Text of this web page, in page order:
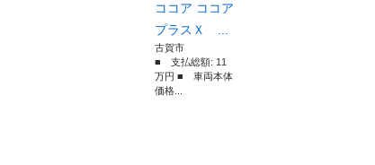
ココア ココア
プラスＸ ...
古賀市
■ 支払総額: 11
万円 ■ 車両本体
価格...